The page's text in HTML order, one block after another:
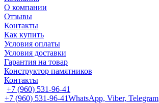
О компании
Отзывы
Контакты
Как купить
Условия оплаты
Условия доставки
Гарантия на товар
Конструктор памятников
Контакты
+7 (960) 531-96-41
+7 (960) 531-96-41WhatsApp, Viber, Telegram